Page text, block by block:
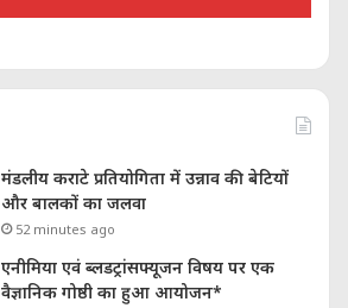
मंडलीय कराटे प्रतियोगिता में उन्नाव की बेटियों
और बालकों का जलवा
52 minutes ago
एनीमिया एवं ब्लडट्रांसफ्यूजन विषय पर एक
वैज्ञानिक गोष्ठी का हुआ आयोजन*